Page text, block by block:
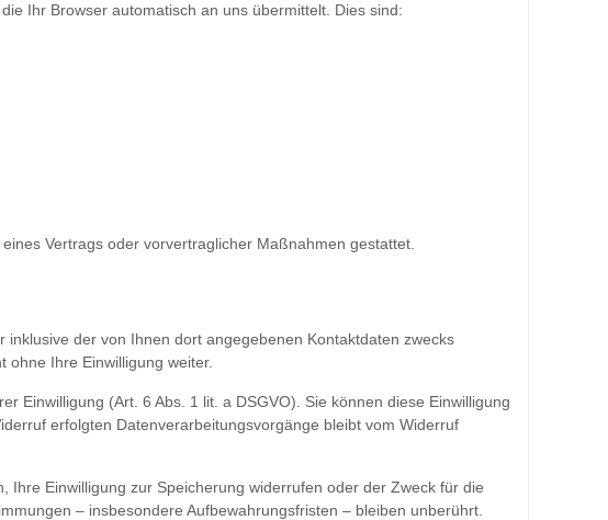
Ihr Browser automatisch an uns übermittelt. Dies sind:
Vertrags oder vorvertraglicher Maßnahmen gestattet.
der von Ihnen dort angegebenen Kontaktdaten zwecks
Ihre Einwilligung weiter.
Einwilligung (Art. 6 Abs. 1 lit. a DSGVO). Sie können diese Einwilligung
erfolgten Datenverarbeitungsvorgänge bleibt vom Widerruf
Einwilligung zur Speicherung widerrufen oder der Zweck für die
– insbesondere Aufbewahrungsfristen – bleiben unberührt.